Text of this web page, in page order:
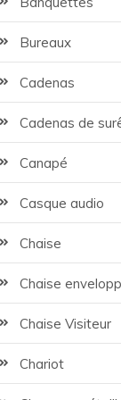
Bureaux
Cadenas
Cadenas de
Canapé
Casque audio
Chaise
Chaise
Chaise Visiteur
Chariot